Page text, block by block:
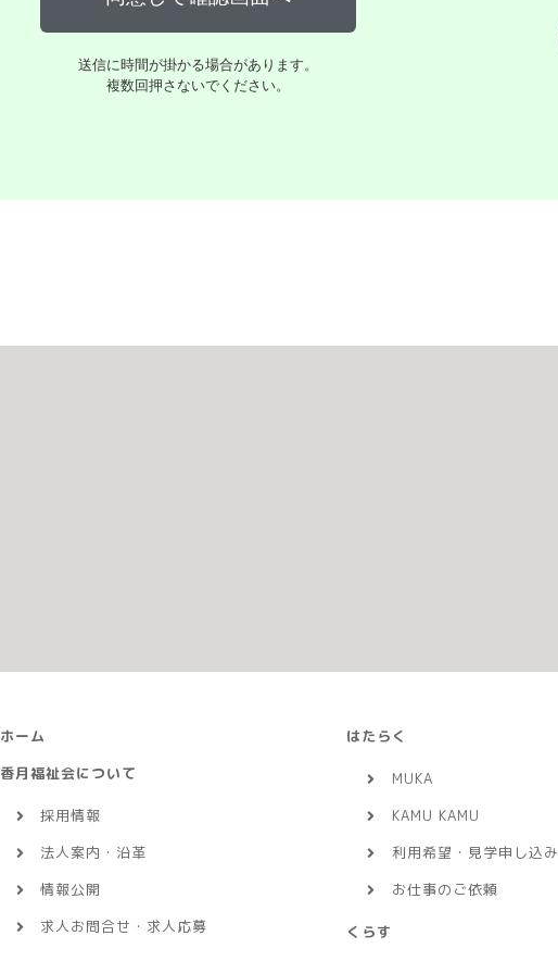
送信に時間が掛かる場合があります。
複数回押さないでください。
ホーム
香月福祉会について
採用情報
法人案内・沿革
情報公開
求人お問合せ・求人応募
はたらく
MUKA
KAMU KAMU
利用希望・見学申し込み
お仕事のご依頼
くらす